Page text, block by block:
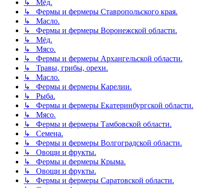
↳ Мёд.
↳ Фермы и фермеры Ставропольского края.
↳ Масло.
↳ Фермы и фермеры Воронежской области.
↳ Мёд.
↳ Мясо.
↳ Фермы и фермеры Архангельской области.
↳ Травы, грибы, орехи.
↳ Масло.
↳ Фермы и фермеры Карелии.
↳ Рыба.
↳ Фермы и фермеры Екатеринбургской области.
↳ Мясо.
↳ Фермы и фермеры Тамбовской области.
↳ Семена.
↳ Фермы и фермеры Волгоградской области.
↳ Овощи и фрукты.
↳ Фермы и фермеры Крыма.
↳ Овощи и фрукты.
↳ Фермы и фермеры Саратовской области.